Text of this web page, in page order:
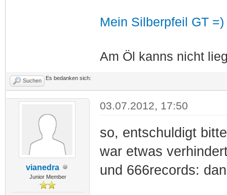
Mein Silberpfeil GT =)
Am Öl kanns nicht
Suchen Es bedanken sich:
vianedra
Junior Member
03.07.2012, 17:50
so, entschuldigt
war etwas
und 666records: